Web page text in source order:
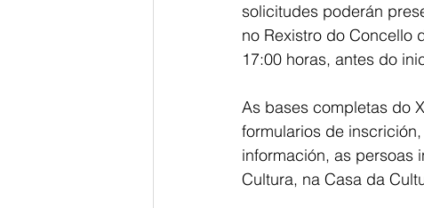
solicitudes poderán
no Rexistro do Concello
17:00 horas, antes do
As bases completas do
formularios de
información, as persoas
Cultura, na Casa da